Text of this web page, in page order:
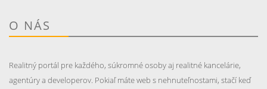
O NÁS
Realitný portál pre každého, súkromné osoby aj realitné kancelárie,
agentúry a developerov. Pokiaľ máte web s nehnuteľnostami, stačí keď